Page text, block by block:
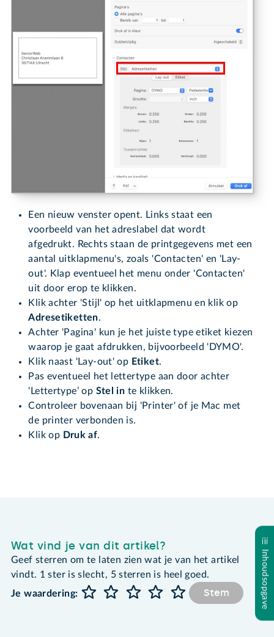
Een nieuw venster opent. Links staat een
voorbeeld van het adreslabel dat wordt
afgedrukt. Rechts staan de printgegevens met een
aantal uitklapmenu's, zoals 'Contacten' en 'Lay-
out'. Klap eventueel het menu onder 'Contacten'
uit door erop te klikken.
Klik achter 'Stijl' op het uitklapmenu en klik op
Adresetiketten.
Achter 'Pagina' kun je het juiste type etiket kiezen
waarop je gaat afdrukken, bijvoorbeeld 'DYMO'.
Klik naast 'Lay-out' op Etiket.
Pas eventueel het lettertype aan door achter
‘Lettertype’ op Stel in te klikken.
Controleer bovenaan bij 'Printer' of je Mac met
de printer verbonden is.
Klik op Druk af.
Inhoudsopgave
Wat vind je van dit artikel?
Geef sterren om te laten zien wat je van het artikel
vindt. 1 ster is slecht, 5 sterren is heel goed.
Je waardering:
Stem